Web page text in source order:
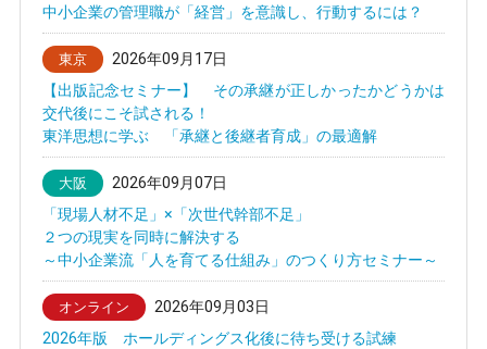
中小企業の管理職が「経営」を意識し、行動するには？
東京
2026年09月17日
【出版記念セミナー】 その承継が正しかったかどうかは
交代後にこそ試される！
東洋思想に学ぶ 「承継と後継者育成」の最適解
大阪
2026年09月07日
「現場人材不足」×「次世代幹部不足」
２つの現実を同時に解決する
～中小企業流「人を育てる仕組み」のつくり方セミナー～
オンライン
2026年09月03日
2026年版 ホールディングス化後に待ち受ける試練